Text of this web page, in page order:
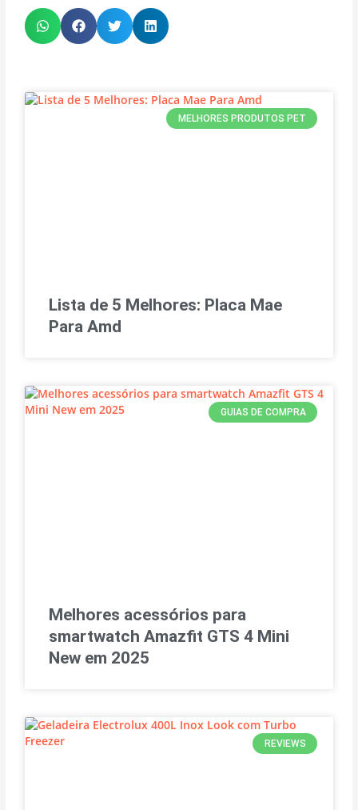
MELHORES PRODUTOS PET
Lista de 5 Melhores: Placa Mae
Para Amd
GUIAS DE COMPRA
Melhores acessórios para
smartwatch Amazfit GTS 4 Mini
New em 2025
REVIEWS